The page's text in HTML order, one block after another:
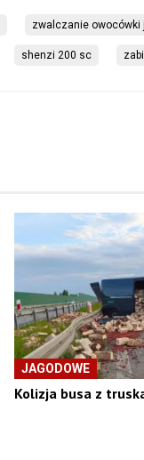
zwalczanie owocówki
shenzi 200 sc
JAGODOWE
Kolizja busa z